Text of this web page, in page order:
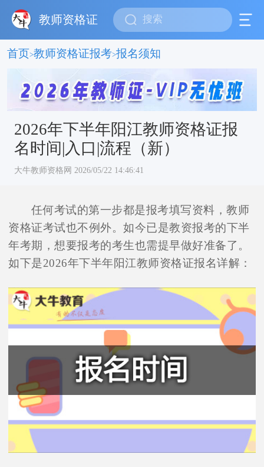
教师资格证
首页>教师资格证报考>报名须知
2026年下半年阳江教师资格证报
名时间|入口|流程（新）
大牛教师资格网 2026/05/22 14:46:41
任何考试的第一步都是报考填写资料，教师
资格证考试也不例外。如今已是教资报考的下半
年考期，想要报考的考生也需提早做好准备了。
如下是2026年下半年阳江教师资格证报名详解：